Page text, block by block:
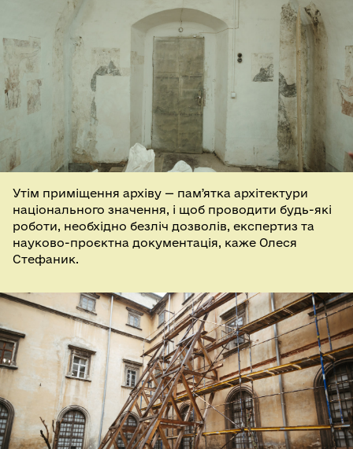
Утім приміщення архіву — памʼятка архітектури
національного значення, і щоб проводити будь-які
роботи, необхідно безліч дозволів, експертиз та
науково-проєктна документація, каже Олеся
Стефаник.